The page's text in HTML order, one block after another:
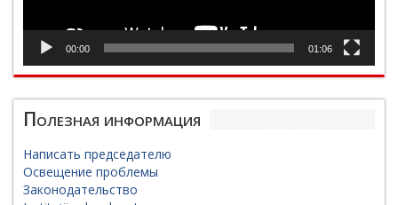
00:00 01:06
Полезная информация
Написать председателю
Освещение проблемы
Законодательство